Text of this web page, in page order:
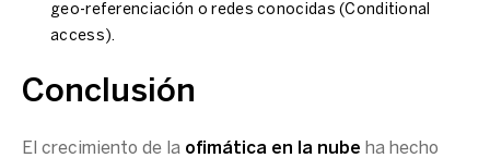
geo-referenciación o redes conocidas (Conditional
access).
Conclusión
El crecimiento de la ofimática en la nube ha hecho